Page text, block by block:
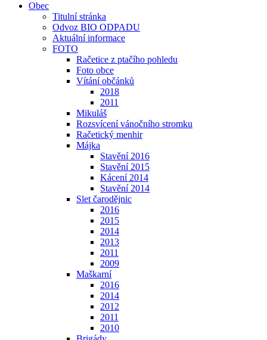
Obec
Titulní stránka
Odvoz BIO ODPADU
Aktuální informace
FOTO
Račetice z ptačího pohledu
Foto obce
Vítání občánků
2018
2011
Mikuláš
Rozsvícení vánočního stromku
Račetický menhir
Májka
Stavění 2016
Stavění 2015
Kácení 2014
Stavění 2014
Slet čarodějnic
2016
2015
2014
2013
2011
2009
Maškarní
2016
2014
2012
2011
2010